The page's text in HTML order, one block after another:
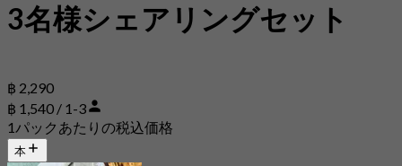
3名様シェアリングセット
฿ 2,290
฿ 1,540 / 1-3
1パックあたりの税込価格
本